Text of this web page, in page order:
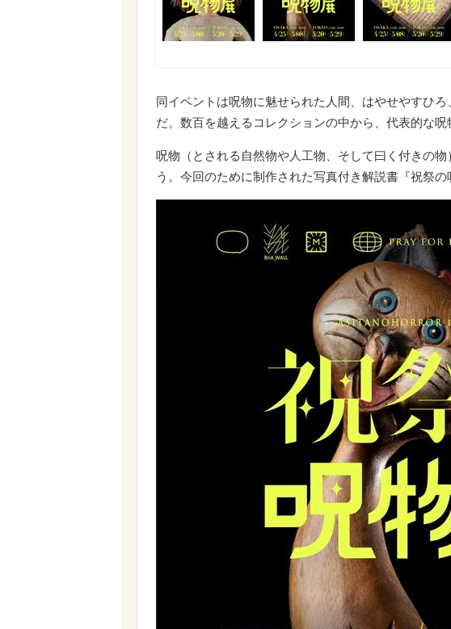
同イベントは呪物に魅せられた人間、はやせやすひ
だ。数百を越えるコレクションの中から、代表的な呪
呪物（とされる自然物や人工物、そして曰く付きの
う。今回のために制作された写真付き解説書『祝祭の